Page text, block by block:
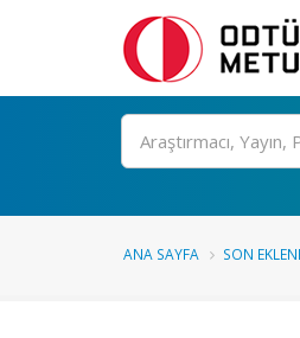
Ara
ANA SAYFA SON